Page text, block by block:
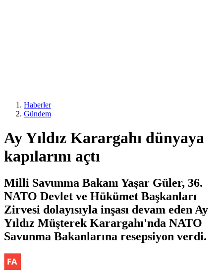
Haberler
Gündem
Ay Yıldız Karargahı dünyaya
kapılarını açtı
Milli Savunma Bakanı Yaşar Güler, 36.
NATO Devlet ve Hükümet Başkanları
Zirvesi dolayısıyla inşası devam eden Ay
Yıldız Müşterek Karargahı'nda NATO
Savunma Bakanlarına resepsiyon verdi.